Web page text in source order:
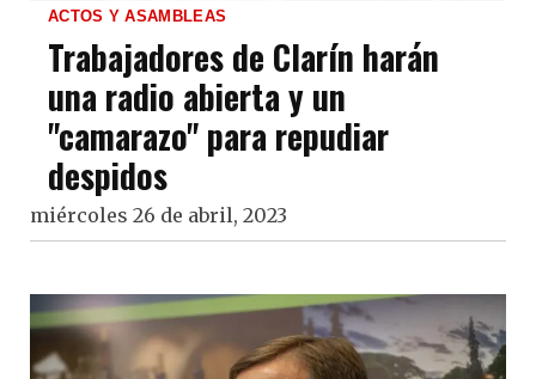
ACTOS Y ASAMBLEAS
Trabajadores de Clarín harán
una radio abierta y un
"camarazo" para repudiar
despidos
miércoles 26 de abril, 2023